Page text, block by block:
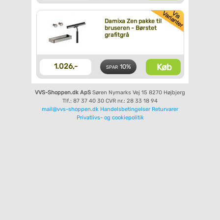
Damixa Zen pakke til
bruseren - Børstet
grafitgrå
1.026,- SPAR 10% Køb
VVS-Shoppen.dk ApS Søren Nymarks Vej 15 8270 Højbjerg
Tlf.: 87 37 40 30 CVR nr.: 28 33 18 94
mail@vvs-shoppen.dk Handelsbetingelser Returvarer
Privatlivs- og cookiepolitik